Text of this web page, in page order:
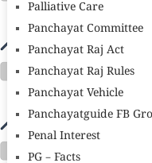
Palliative Care
Panchayat Committee
Panchayat Raj Act
Panchayat Raj Rules
Panchayat Vehicle
Panchayatguide FB
Penal Interest
PG – Facts